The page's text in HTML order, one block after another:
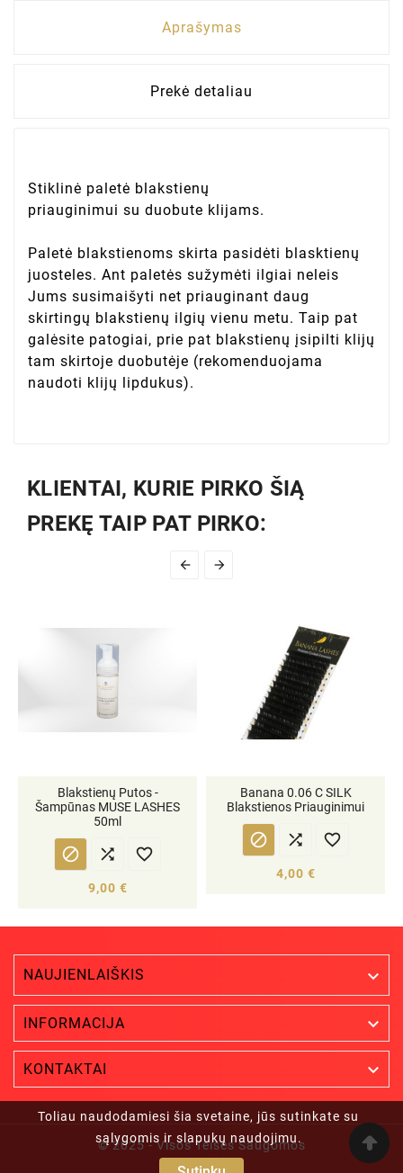
Toliau naudodamiesi šia svetaine, jūs sutinkate su
sąlygomis ir slapukų naudojimu.
Aprašymas
Prekė detaliau
Stiklinė paletė blakstienų
priauginimui su duobute klijams.
Paletė blakstienoms skirta pasidėti blasktienų
juosteles. Ant paletės sužymėti ilgiai neleis
Jums susimaišyti net priauginant daug
skirtingų blakstienų ilgių vienu metu. Taip pat
galėsite patogiai, prie pat blakstienų įsipilti klijų
tam skirtoje duobutėje (rekomenduojama
naudoti klijų lipdukus).
KLIENTAI, KURIE PIRKO ŠIĄ
PREKĘ TAIP PAT PIRKO:
 
Blakstienų Putos -
Šampūnas MUSE LASHES
50ml
  
9,00 €
Banana 0.06 C SILK
Blakstienos Priauginimui
  
4,00 €
NAUJIENLAIŠKIS 
INFORMACIJA 
KONTAKTAI 
© 2025 - Visos Teisės Saugomos